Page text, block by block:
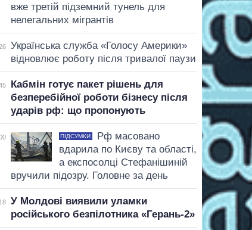
вже третій підземний тунель для
нелегальних мігрантів
Українська служба «Голосу Америки»
відновлює роботу після тривалої паузи
Кабмін готує пакет рішень для
безперебійної роботи бізнесу після
ударів рф: що пропонують
ПІДСУМКИ
Рф масовано
вдарила по Києву та області,
а експосолці Стефанішиній
вручили підозру. Головне за день
У Молдові виявили уламки
російського безпілотника «Герань-2»